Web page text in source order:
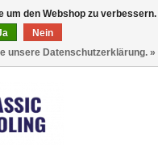
um den Webshop zu verbessern.
Nein
unsere Datenschutzerklärung. »